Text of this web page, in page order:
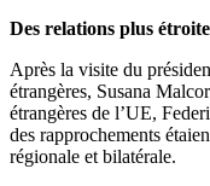
Des relations plus
Après la visite du
étrangères, Susana
étrangères de l’UE,
des rapprochements
régionale et bilatérale.